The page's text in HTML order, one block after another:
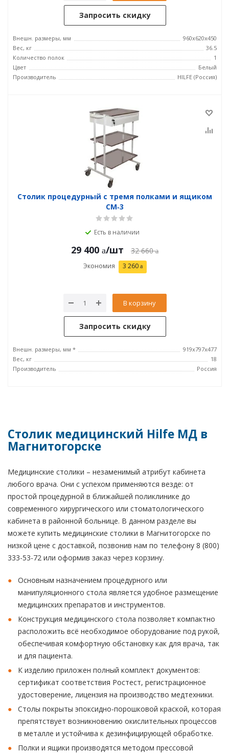
Запросить скидку
Внешн. размеры, мм
960x620x450
Вес, кг
36.5
Количество полок
1
Цвет
Белый
Производитель
HILFE (Россия)
Столик процедурный с тремя полками и ящиком
СМ‑3
Есть в наличии
29 400 /шт 32 660
Экономия 3 260
В корзину
Запросить скидку
Внешн. размеры, мм *
919х797х477
Вес, кг
18
Производитель
Россия
Столик медицинский Hilfe МД в
Магнитогорске
Медицинские столики – незаменимый атрибут кабинета
любого врача. Они с успехом применяются везде: от
простой процедурной в ближайшей поликлинике до
современного хирургического или стоматологического
кабинета в районной больнице. В данном разделе вы
можете купить медицинские столики в Магнитогорске по
низкой цене с доставкой, позвонив нам по телефону 8 (800)
333-53-72 или оформив заказ через корзину.
Основным назначением процедурного или
манипуляционного стола является удобное размещение
медицинских препаратов и инструментов.
Конструкция медицинского стола позволяет компактно
расположить всё необходимое оборудование под рукой,
обеспечивая комфортную обстановку как для врача, так
и для пациента.
К изделию приложен полный комплект документов:
сертификат соответствия Ростест, регистрационное
удостоверение, лицензия на производство медтехники.
Столы покрыты эпоксидно-порошковой краской, которая
препятствует возникновению окислительных процессов
в металле и устойчива к дезинфицирующей обработке.
Полки и ящики производятся методом прессовой